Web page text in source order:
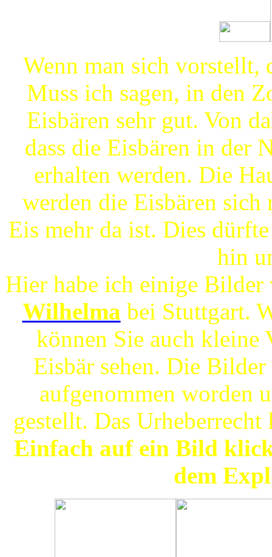
Wenn man sich vorstellt,
Muss ich sagen, in den
Eisbären sehr gut. Von
dass die Eisbären in der
erhalten werden. Die
werden die Eisbären
Eis mehr da ist. Dies
hin
Hier habe ich einige
Wilhelma bei Stuttgart.
können Sie auch kleine
Eisbär sehen. Die
aufgenommen worden
gestellt. Das
Einfach auf ein Bild
dem